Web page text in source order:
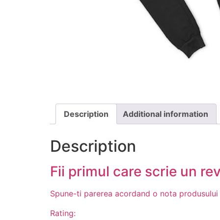
Description Additional information
Description
Fii primul care scrie un
Spune-ti parerea acordand o nota produsului
Rating: